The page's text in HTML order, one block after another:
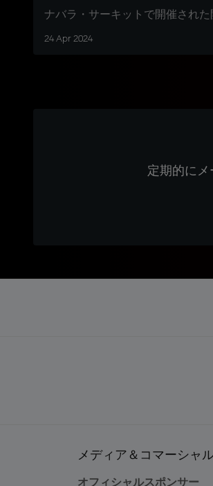
ナバラ・サーキットで開催され
24 Apr 2024
定期的に
メディア＆コマーシャ
オフィシャルスポンサー